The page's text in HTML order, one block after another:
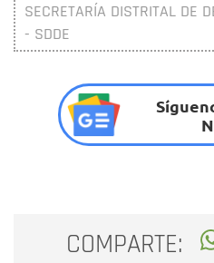
SECRETARÍA DISTRITAL DE
- SDDE
COMPARTE: